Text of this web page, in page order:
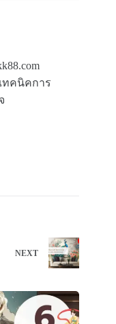
ทคนิคการ
NEXT